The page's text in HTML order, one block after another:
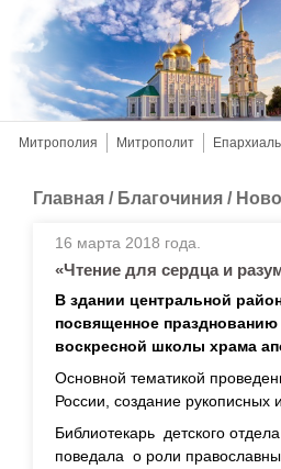
Митрополия Митрополит
Главная / Благочиния /
16 марта 2018 года.
«Чтение для сердца и
В здании центральной
посвященное празднованию
воскресной школы храма
Основной тематикой
России, создание рукописных
Библиотекарь детского
поведала о роли